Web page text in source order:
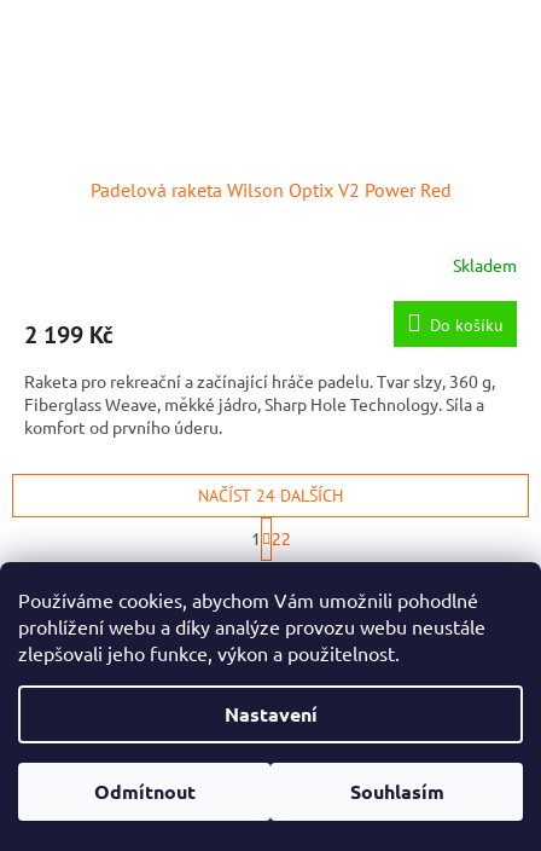
Používáme cookies, abychom Vám umožnili pohodlné
prohlížení webu a díky analýze provozu webu neustále
zlepšovali jeho funkce, výkon a použitelnost.
Nastavení
Odmítnout Souhlasím
Padelová raketa Wilson Optix V2 Power Red
Skladem
2 199 Kč Do košíku
Raketa pro rekreační a začínající hráče padelu. Tvar slzy, 360 g,
Fiberglass Weave, měkké jádro, Sharp Hole Technology. Síla a
komfort od prvního úderu.
O
l
á
d
í
p
r
k
NAČÍST 24 DALŠÍCH
S
t
r
n
k
o
v
á
n
1
22
NAHORU
Informace pro vás
Obchodní podmínky